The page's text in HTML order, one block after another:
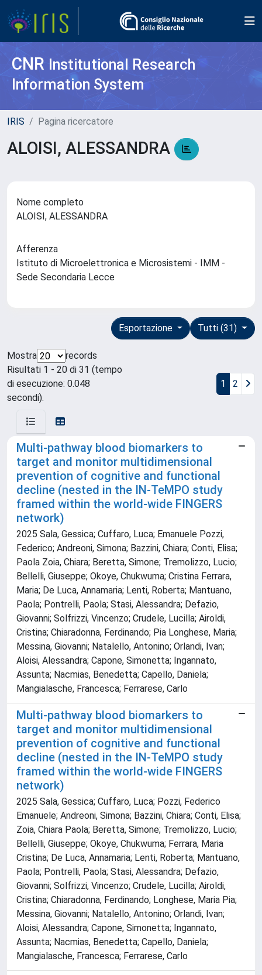
CNR Institutional Research
Information System
IRIS Pagina ricercatore
ALOISI, ALESSANDRA
Nome completo
ALOISI, ALESSANDRA
Afferenza
Istituto di Microelettronica e Microsistemi - IMM -
Sede Secondaria Lecce
Tutti (31)
Esportazione
Mostra
records
Risultati 1 - 20 di 31 (tempo
di esecuzione: 0.048
secondi).
1 2
Multi-pathway blood biomarkers to
target and monitor multidimensional
prevention of cognitive and functional
decline (nested in the IN-TeMPO study
framed within the world-wide FINGERS
network)
2025 Sala, Gessica; Cuffaro, Luca; Emanuele Pozzi,
Federico; Andreoni, Simona; Bazzini, Chiara; Conti, Elisa;
Paola Zoia, Chiara; Beretta, Simone; Tremolizzo, Lucio;
Bellelli, Giuseppe; Okoye, Chukwuma; Cristina Ferrara,
Maria; De Luca, Annamaria; Lenti, Roberta; Mantuano,
Paola; Pontrelli, Paola; Stasi, Alessandra; Defazio,
Giovanni; Solfrizzi, Vincenzo; Crudele, Lucilla; Airoldi,
Cristina; Chiaradonna, Ferdinando; Pia Longhese, Maria;
Messina, Giovanni; Natalello, Antonino; Orlandi, Ivan;
Aloisi, Alessandra; Capone, Simonetta; Ingannato,
Assunta; Nacmias, Benedetta; Capello, Daniela;
Mangialasche, Francesca; Ferrarese, Carlo
Multi-pathway blood biomarkers to
target and monitor multidimensional
prevention of cognitive and functional
decline (nested in the IN-TeMPO study
framed within the world-wide FINGERS
network)
2025 Sala, Gessica; Cuffaro, Luca; Pozzi, Federico
Emanuele; Andreoni, Simona; Bazzini, Chiara; Conti, Elisa;
Zoia, Chiara Paola; Beretta, Simone; Tremolizzo, Lucio;
Bellelli, Giuseppe; Okoye, Chukwuma; Ferrara, Maria
Cristina; De Luca, Annamaria; Lenti, Roberta; Mantuano,
Paola; Pontrelli, Paola; Stasi, Alessandra; Defazio,
Giovanni; Solfrizzi, Vincenzo; Crudele, Lucilla; Airoldi,
Cristina; Chiaradonna, Ferdinando; Longhese, Maria Pia;
Messina, Giovanni; Natalello, Antonino; Orlandi, Ivan;
Aloisi, Alessandra; Capone, Simonetta; Ingannato,
Assunta; Nacmias, Benedetta; Capello, Daniela;
Mangialasche, Francesca; Ferrarese, Carlo